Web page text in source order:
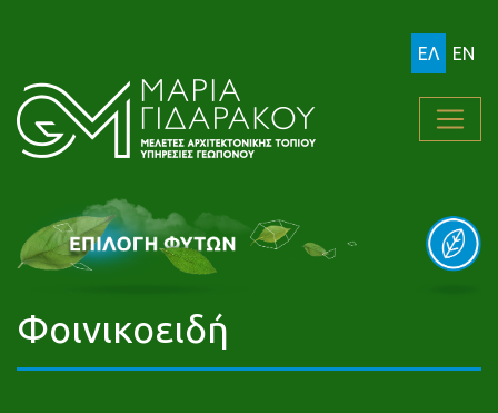
ΕΛ EN
Φοινικοειδή